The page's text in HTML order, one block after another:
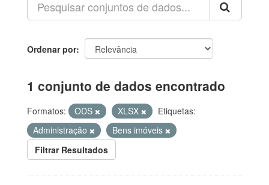
Ordenar por
1 conjunto de dados encontrado
Formatos: ODS XLSX
Etiquetas:
Administração
Bens imóveis
Filtrar Resultados